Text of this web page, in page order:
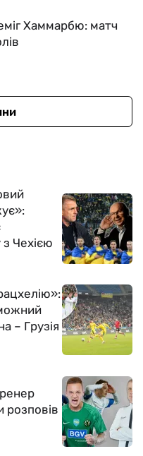
Хаммарбю: матч
з Чехією
– Грузія
розповів